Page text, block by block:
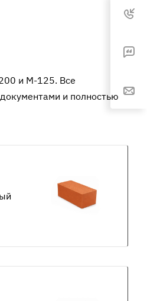
и М-125. Все
и полностью